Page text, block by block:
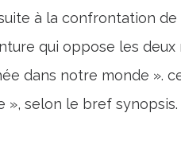
à la confrontation de
qui oppose les
dans notre monde ».
», selon le bref synopsis.